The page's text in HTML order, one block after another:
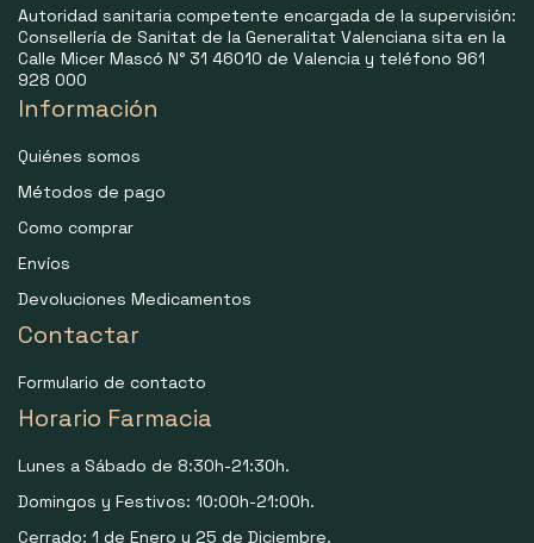
Autoridad sanitaria competente encargada de la supervisión:
Consellería de Sanitat de la Generalitat Valenciana sita en la
Calle Micer Mascó N° 31 46010 de Valencia y teléfono 961
928 000
Información
Quiénes somos
Métodos de pago
Como comprar
Envíos
Devoluciones Medicamentos
Contactar
Formulario de contacto
Horario Farmacia
Lunes a Sábado de 8:30h-21:30h.
Domingos y Festivos: 10:00h-21:00h.
Cerrado: 1 de Enero y 25 de Diciembre.